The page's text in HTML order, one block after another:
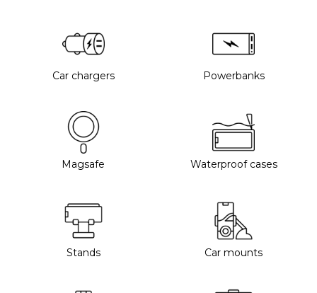
Car chargers Powerbanks
Magsafe Waterproof cases
Stands Car mounts